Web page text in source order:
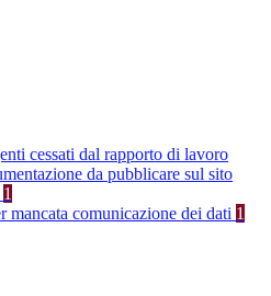
cessati dal rapporto di lavoro
da pubblicare sul sito
1
mancata comunicazione dei dati 1